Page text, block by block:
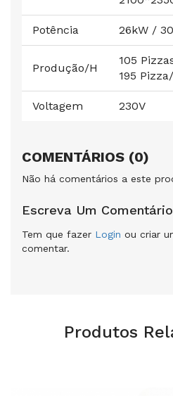
Potência 26kW /
Produção/H
105
195
Voltagem 230V
COMENTÁRIOS (0)
Não há comentários a este
Escreva Um Comentário
Tem que fazer Login ou criar
comentar.
Produtos